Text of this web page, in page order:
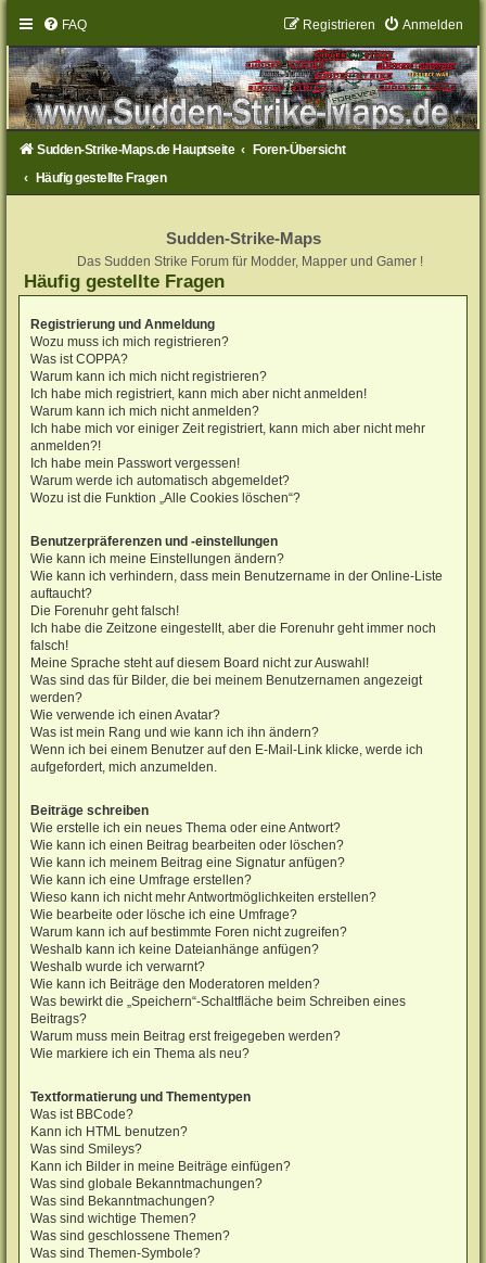
FAQ Anmelden
Registrieren
Sudden-Strike-Maps.de Hauptseite
Foren-Übersicht
Häufig gestellte Fragen
Sudden-Strike-Maps
Das Sudden Strike Forum für Modder, Mapper und Gamer !
Häufig gestellte Fragen
Registrierung und Anmeldung
Wozu muss ich mich registrieren?
Was ist COPPA?
Warum kann ich mich nicht registrieren?
Ich habe mich registriert, kann mich aber nicht anmelden!
Warum kann ich mich nicht anmelden?
Ich habe mich vor einiger Zeit registriert, kann mich aber nicht mehr
anmelden?!
Ich habe mein Passwort vergessen!
Warum werde ich automatisch abgemeldet?
Wozu ist die Funktion „Alle Cookies löschen“?
Benutzerpräferenzen und -einstellungen
Wie kann ich meine Einstellungen ändern?
Wie kann ich verhindern, dass mein Benutzername in der Online-Liste
auftaucht?
Die Forenuhr geht falsch!
Ich habe die Zeitzone eingestellt, aber die Forenuhr geht immer noch
falsch!
Meine Sprache steht auf diesem Board nicht zur Auswahl!
Was sind das für Bilder, die bei meinem Benutzernamen angezeigt
werden?
Wie verwende ich einen Avatar?
Was ist mein Rang und wie kann ich ihn ändern?
Wenn ich bei einem Benutzer auf den E-Mail-Link klicke, werde ich
aufgefordert, mich anzumelden.
Beiträge schreiben
Wie erstelle ich ein neues Thema oder eine Antwort?
Wie kann ich einen Beitrag bearbeiten oder löschen?
Wie kann ich meinem Beitrag eine Signatur anfügen?
Wie kann ich eine Umfrage erstellen?
Wieso kann ich nicht mehr Antwortmöglichkeiten erstellen?
Wie bearbeite oder lösche ich eine Umfrage?
Warum kann ich auf bestimmte Foren nicht zugreifen?
Weshalb kann ich keine Dateianhänge anfügen?
Weshalb wurde ich verwarnt?
Wie kann ich Beiträge den Moderatoren melden?
Was bewirkt die „Speichern“-Schaltfläche beim Schreiben eines
Beitrags?
Warum muss mein Beitrag erst freigegeben werden?
Wie markiere ich ein Thema als neu?
Textformatierung und Thementypen
Was ist BBCode?
Kann ich HTML benutzen?
Was sind Smileys?
Kann ich Bilder in meine Beiträge einfügen?
Was sind globale Bekanntmachungen?
Was sind Bekanntmachungen?
Was sind wichtige Themen?
Was sind geschlossene Themen?
Was sind Themen-Symbole?